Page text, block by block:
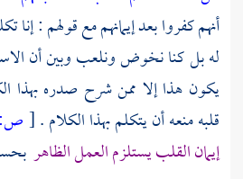
أنهم كفروا بعد إيمانهم مع قولهم : إنا
له بل كنا نخوض ونلعب وبين أن
يكون هذا إلا ممن شرح صدره بهذا
قلبه منعه أن يتكلم بهذا الكلام .[ص:
إيمان القلب يستلزم العمل الظاهر